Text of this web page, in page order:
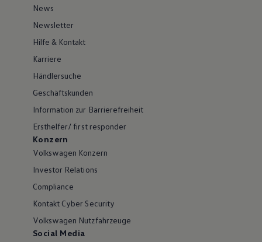
News
Newsletter
Hilfe & Kontakt
Karriere
Händlersuche
Geschäftskunden
Information zur Barrierefreiheit
Ersthelfer/ first responder
Konzern
Volkswagen Konzern
Investor Relations
Compliance
Kontakt Cyber Security
Volkswagen Nutzfahrzeuge
Social Media